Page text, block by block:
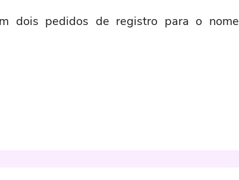
dois pedidos de registro para o nome